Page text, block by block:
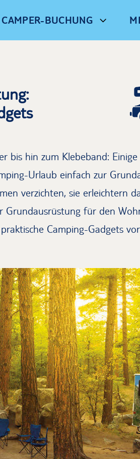
CAMPER-BUCHUNG
bis hin zum Klebeband: Einige
Urlaub einfach zur
verzichten, sie erleichtern
Grundausrüstung für den
Camping-Gadgets